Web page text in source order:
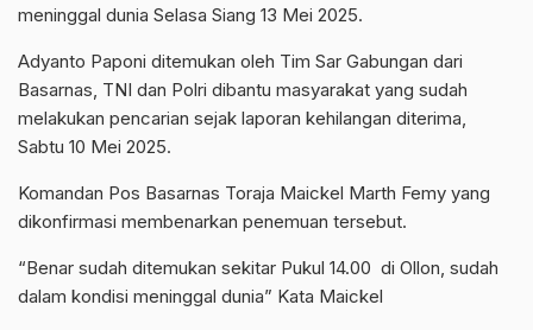
meninggal dunia Selasa Siang 13 Mei 2025.
Adyanto Paponi ditemukan oleh Tim Sar Gabungan dari
Basarnas, TNI dan Polri dibantu masyarakat yang sudah
melakukan pencarian sejak laporan kehilangan diterima,
Sabtu 10 Mei 2025.
Komandan Pos Basarnas Toraja Maickel Marth Femy yang
dikonfirmasi membenarkan penemuan tersebut.
“Benar sudah ditemukan sekitar Pukul 14.00 di Ollon, sudah
dalam kondisi meninggal dunia” Kata Maickel